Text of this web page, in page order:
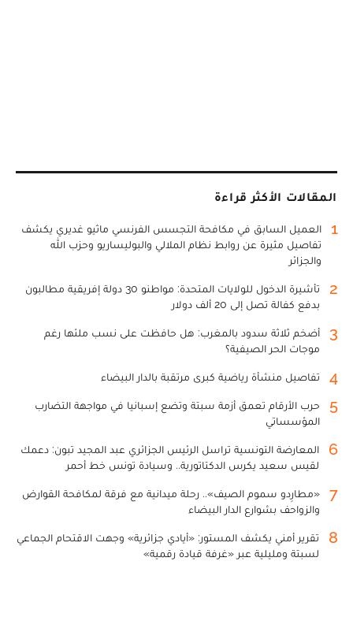
المقالات الأكثر قراءة
1
العميل السابق في مكافحة التجسس الفرنسي ماثيو غديري يكشف
تفاصيل مثيرة عن روابط نظام الملالي والبوليساريو وحزب الله
والجزائر
2
تأشيرة الدخول للولايات المتحدة: مواطنو 30 دولة إفريقية مطالبون
بدفع كفالة تصل إلى 20 ألف دولار
3
أضخم ثلاثة سدود بالمغرب: هل حافظت على نسب ملئها رغم
موجات الحر الصيفية؟
4 تفاصيل منشأة رياضية كبرى مرتقبة بالدار البيضاء
5
حرب الأرقام تعمق أزمة سبتة وتضع إسبانيا في مواجهة التضارب
المؤسساتي
6
المعارضة التونسية تراسل الرئيس الجزائري عبد المجيد تبون: دعمك
لقيس سعيد يكرس الدكتاتورية.. وسيادة تونس خط أحمر
7
«مطارِدو سموم الصيف».. رحلة ميدانية مع فرقة لمكافحة القوارض
والزواحف بشوارع الدار البيضاء
8
تقرير أمني يكشف المستور: «أيادي جزائرية» وجهت الاقتحام الجماعي
لسبتة ومليلية عبر «غرفة قيادة رقمية»